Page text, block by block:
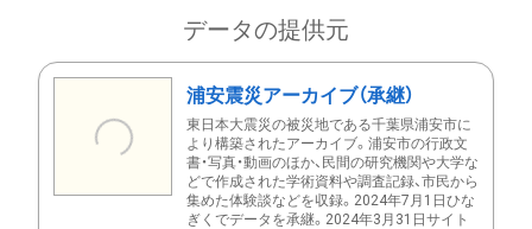
データの提供元
浦安震災アーカイブ（承継）
東日本大震災の被災地である千葉県浦安市に
より構築されたアーカイブ。浦安市の行政文
書・写真・動画のほか、民間の研究機関や大学な
どで作成された学術資料や調査記録、市民から
集めた体験談などを収録。2024年7月1日ひな
ぎくでデータを承継。2024年3月31日サイト